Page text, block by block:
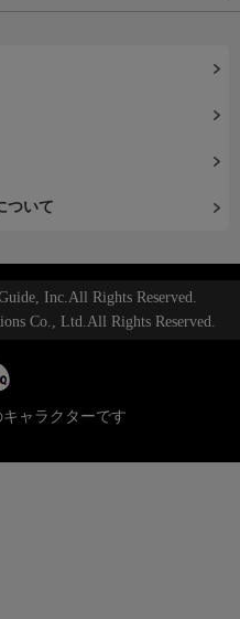
ついて
Inc.All Rights Reserved.
Co., Ltd.All Rights Reserved.
ャラクターです